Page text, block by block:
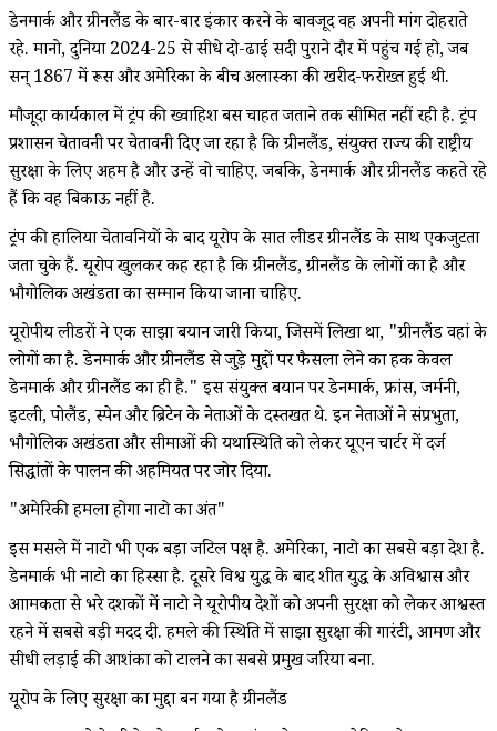
डेनमार्क और ग्रीनलैंड के बार-बार इंकार करने के बावजूद वह अपनी मांग दोहराते
रहे. मानो, दुनिया 2024-25 से सीधे दो-ढाई सदी पुराने दौर में पहुंच गई हो, जब
सन् 1867 में रूस और अमेरिका के बीच अलास्का की खरीद-फरोख्त हुई थी.
मौजूदा कार्यकाल में ट्रंप की ख्वाहिश बस चाहत जताने तक सीमित नहीं रही है. ट्रंप
प्रशासन चेतावनी पर चेतावनी दिए जा रहा है कि ग्रीनलैंड, संयुक्त राज्य की राष्ट्रीय
सुरक्षा के लिए अहम है और उन्हें वो चाहिए. जबकि, डेनमार्क और ग्रीनलैंड कहते रहे
हैं कि वह बिकाऊ नहीं है.
ट्रंप की हालिया चेतावनियों के बाद यूरोप के सात लीडर ग्रीनलैंड के साथ एकजुटता
जता चुके हैं. यूरोप खुलकर कह रहा है कि ग्रीनलैंड, ग्रीनलैंड के लोगों का है और
भौगोलिक अखंडता का सम्मान किया जाना चाहिए.
यूरोपीय लीडरों ने एक साझा बयान जारी किया, जिसमें लिखा था, "ग्रीनलैंड वहां के
लोगों का है. डेनमार्क और ग्रीनलैंड से जुड़े मुद्दों पर फैसला लेने का हक केवल
डेनमार्क और ग्रीनलैंड का ही है." इस संयुक्त बयान पर डेनमार्क, फ्रांस, जर्मनी,
इटली, पोलैंड, स्पेन और ब्रिटेन के नेताओं के दस्तखत थे. इन नेताओं ने संप्रभुता,
भौगोलिक अखंडता और सीमाओं की यथास्थिति को लेकर यूएन चार्टर में दर्ज
सिद्धांतों के पालन की अहमियत पर जोर दिया.
"अमेरिकी हमला होगा नाटो का अंत"
इस मसले में नाटो भी एक बड़ा जटिल पक्ष है. अमेरिका, नाटो का सबसे बड़ा देश है.
डेनमार्क भी नाटो का हिस्सा है. दूसरे विश्व युद्ध के बाद शीत युद्ध के अविश्वास और
आक्रामकता से भरे दशकों में नाटो ने यूरोपीय देशों को अपनी सुरक्षा को लेकर आश्वस्त
रहने में सबसे बड़ी मदद दी. हमले की स्थिति में साझा सुरक्षा की गारंटी, आक्रमण और
सीधी लड़ाई की आशंका को टालने का सबसे प्रमुख जरिया बना.
यूरोप के लिए सुरक्षा का मुद्दा बन गया है ग्रीनलैंड